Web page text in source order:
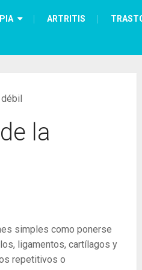
ARTRITIS
la
simples como ponerse
ligamentos, cartílagos y
repetitivos o